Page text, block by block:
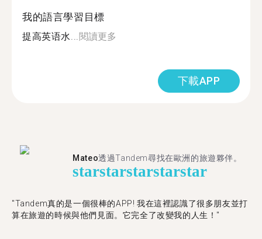
我的語言學習目標
提高英语水...閱讀更多
下載APP
Mateo透過Tandem尋找在歐洲的旅遊夥伴。
starstarstarstarstar
"Tandem真的是一個很棒的APP! 我在這裡認識了很多朋友並打
算在旅遊的時候與他們見面。它完全了改變我的人生！"